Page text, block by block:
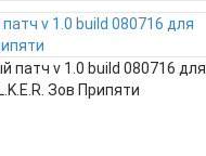
патч v 1.0 build 080716 для
Зов Припяти